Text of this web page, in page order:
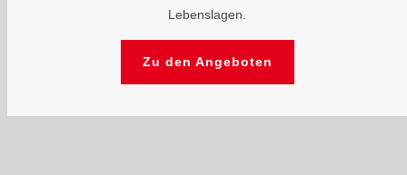
Lebenslagen.
Zu den Angeboten